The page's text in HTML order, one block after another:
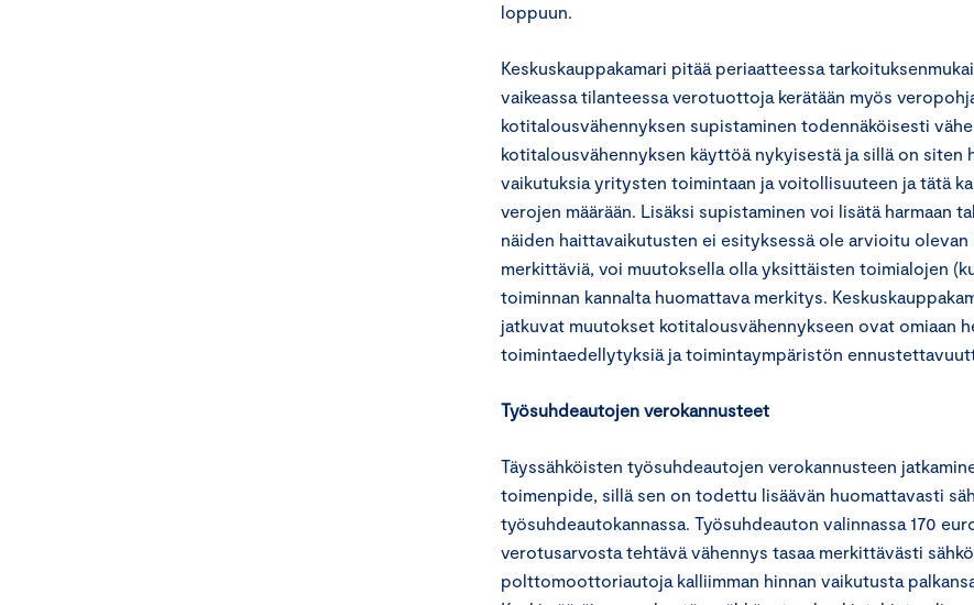
loppuun.
Keskuskauppakamari pitää periaatteessa
vaikeassa tilanteessa verotuottoja kerätään myös
kotitalousvähennyksen supistaminen todennäköisesti
kotitalousvähennyksen käyttöä nykyisestä ja sillä on siten
vaikutuksia yritysten toimintaan ja voitollisuuteen ja tätä
verojen määrään. Lisäksi supistaminen voi lisätä harmaan
näiden haittavaikutusten ei esityksessä ole arvioitu olevan
merkittäviä, voi muutoksella olla yksittäisten toimialojen
toiminnan kannalta huomattava merkitys.
jatkuvat muutokset kotitalousvähennykseen ovat omiaan
toimintaedellytyksiä ja toimintaympäristön
Työsuhdeautojen verokannusteet
Täyssähköisten työsuhdeautojen verokannusteen
toimenpide, sillä sen on todettu lisäävän huomattavasti
työsuhdeautokannassa. Työsuhdeauton valinnassa 170
verotusarvosta tehtävä vähennys tasaa merkittävästi
polttomoottoriautoja kalliimman hinnan vaikutusta